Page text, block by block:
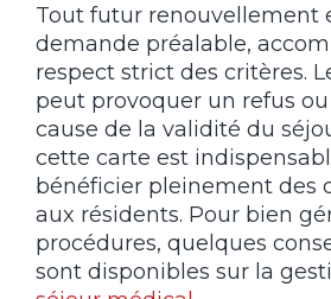
Tout futur renouvellement
demande préalable,
respect strict des critères.
peut provoquer un refus
cause de la validité du
cette carte est
bénéficier pleinement des
aux résidents. Pour bien
procédures, quelques
sont disponibles sur la